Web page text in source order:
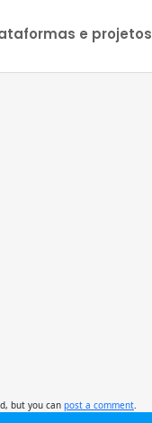
e projetos
but you can post a comment